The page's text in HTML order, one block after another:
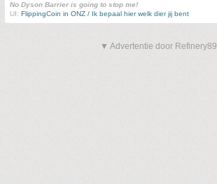
No Dyson Barrier is going to stop me!
UI: FlippingCoin in ONZ / Ik bepaal hier welk dier jij bent
▼ Advertentie door Refinery89